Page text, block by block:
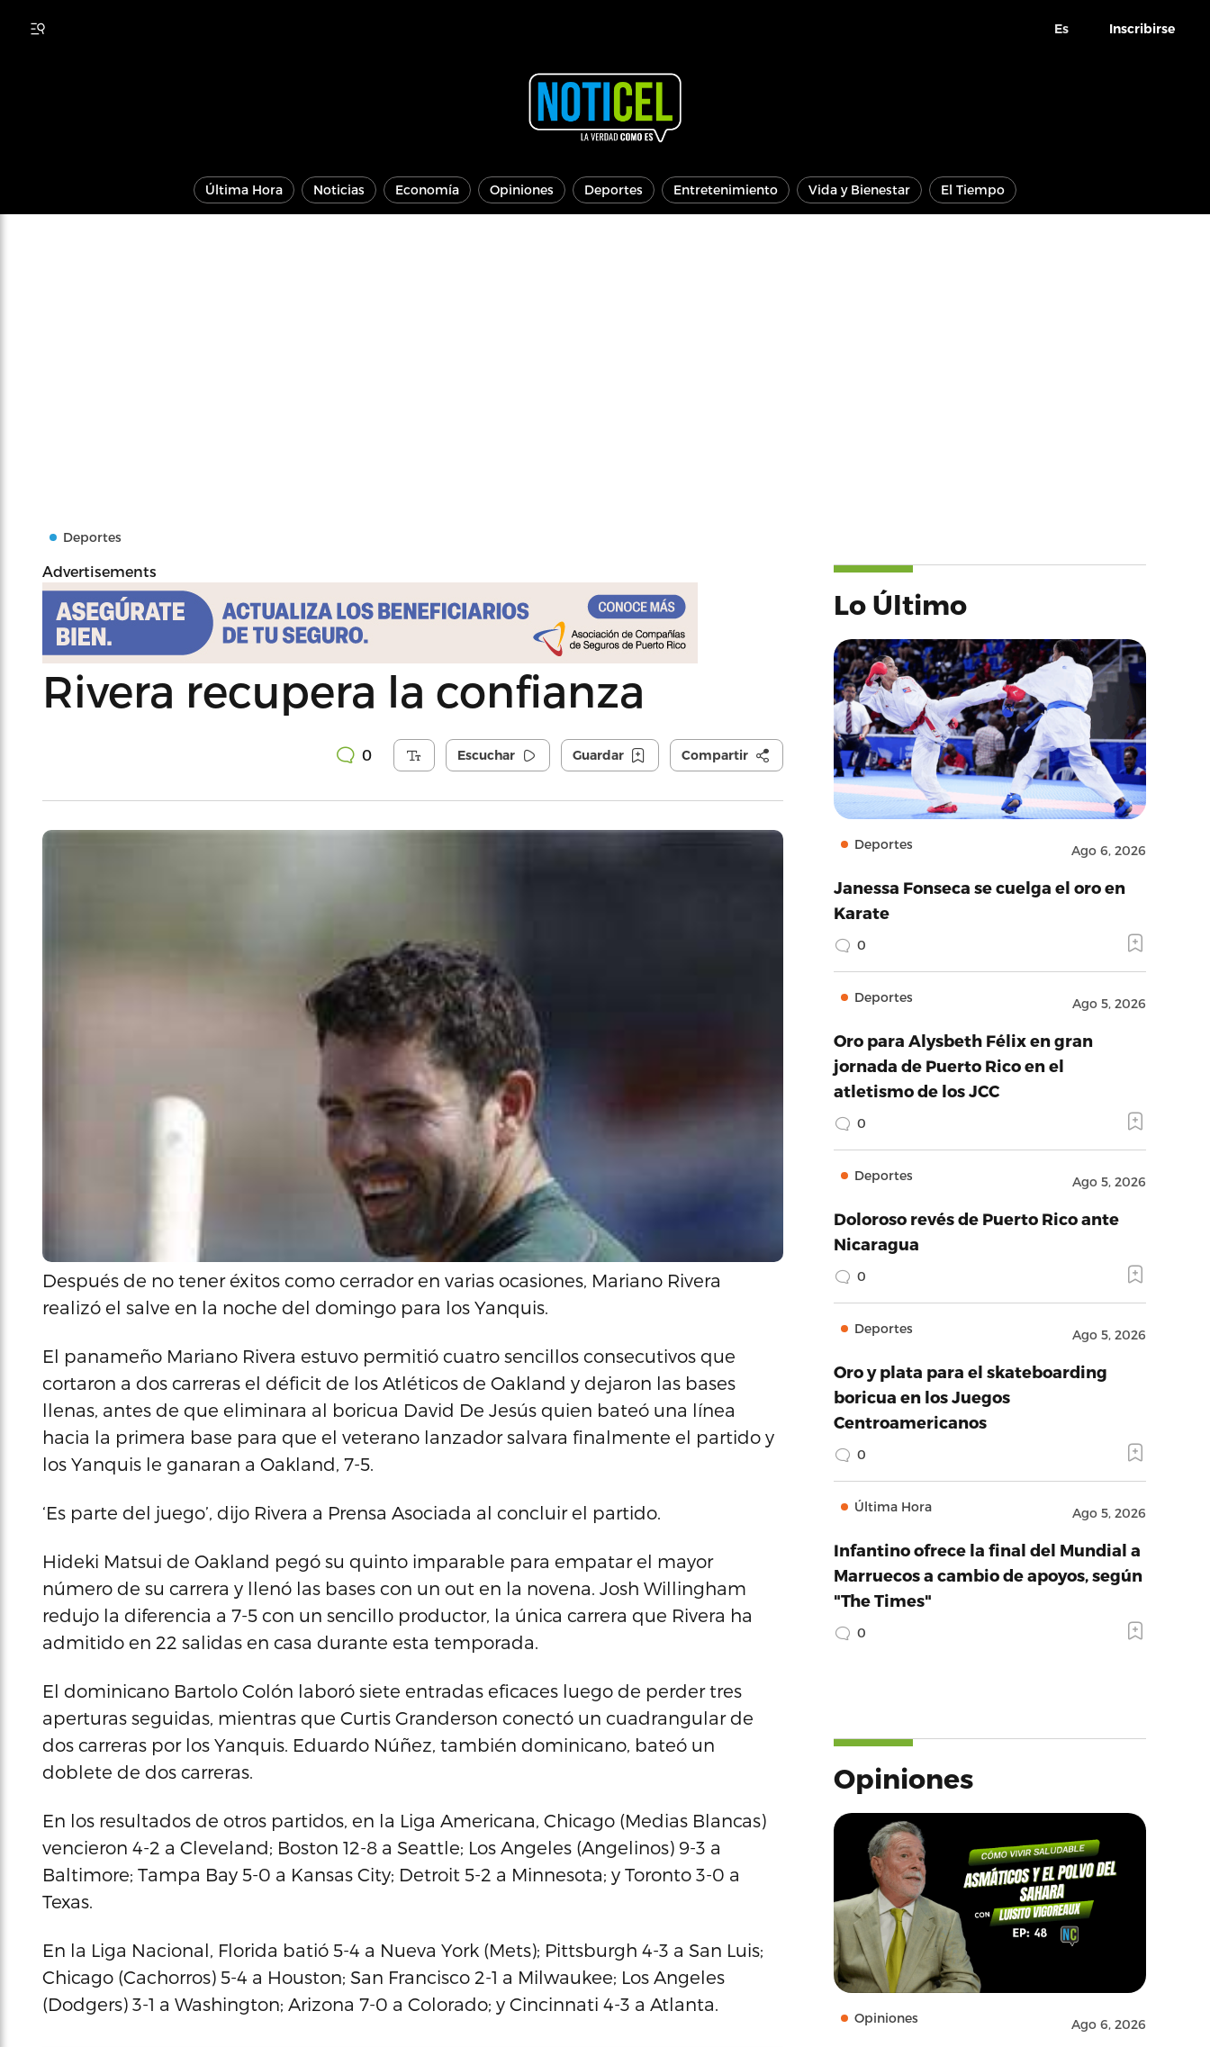
Es Inscribirse
Última Hora Noticias Economía Opiniones Deportes Entretenimiento Vida y Bienestar El Tiempo
Deportes
Advertisements
Rivera recupera la confianza
0 Escuchar Guardar Compartir
Después de no tener éxitos como cerrador en varias ocasiones, Mariano Rivera
realizó el salve en la noche del domingo para los Yanquis.
El panameño Mariano Rivera estuvo permitió cuatro sencillos consecutivos que
cortaron a dos carreras el déficit de los Atléticos de Oakland y dejaron las bases
llenas, antes de que eliminara al boricua David De Jesús quien bateó una línea
hacia la primera base para que el veterano lanzador salvara finalmente el partido y
los Yanquis le ganaran a Oakland, 7-5.
‘Es parte del juego’, dijo Rivera a Prensa Asociada al concluir el partido.
Hideki Matsui de Oakland pegó su quinto imparable para empatar el mayor
número de su carrera y llenó las bases con un out en la novena. Josh Willingham
redujo la diferencia a 7-5 con un sencillo productor, la única carrera que Rivera ha
admitido en 22 salidas en casa durante esta temporada.
El dominicano Bartolo Colón laboró siete entradas eficaces luego de perder tres
aperturas seguidas, mientras que Curtis Granderson conectó un cuadrangular de
dos carreras por los Yanquis. Eduardo Núñez, también dominicano, bateó un
doblete de dos carreras.
En los resultados de otros partidos, en la Liga Americana, Chicago (Medias Blancas)
vencieron 4-2 a Cleveland; Boston 12-8 a Seattle; Los Angeles (Angelinos) 9-3 a
Baltimore; Tampa Bay 5-0 a Kansas City; Detroit 5-2 a Minnesota; y Toronto 3-0 a
Texas.
En la Liga Nacional, Florida batió 5-4 a Nueva York (Mets); Pittsburgh 4-3 a San Luis;
Chicago (Cachorros) 5-4 a Houston; San Francisco 2-1 a Milwaukee; Los Angeles
(Dodgers) 3-1 a Washington; Arizona 7-0 a Colorado; y Cincinnati 4-3 a Atlanta.
Lo Último
Deportes Ago 6, 2026
Janessa Fonseca se cuelga el oro en
Karate
0
Deportes Ago 5, 2026
Oro para Alysbeth Félix en gran
jornada de Puerto Rico en el
atletismo de los JCC
0
Deportes Ago 5, 2026
Doloroso revés de Puerto Rico ante
Nicaragua
0
Deportes Ago 5, 2026
Oro y plata para el skateboarding
boricua en los Juegos
Centroamericanos
0
Última Hora Ago 5, 2026
Infantino ofrece la final del Mundial a
Marruecos a cambio de apoyos, según
"The Times"
0
Opiniones
Opiniones Ago 6, 2026